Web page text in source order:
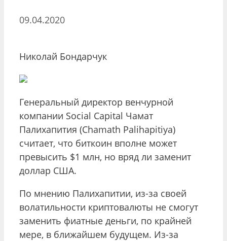
09.04.2020
Николай Бондарчук
Генеральный директор венчурной
компании Social Capital Чамат
Палихапития (Chamath Palihapitiya)
считает, что биткоин вполне может
превысить $1 млн, но вряд ли заменит
доллар США.
По мнению Палихапитии, из-за своей
волатильности криптовалюты не смогут
заменить фиатные деньги, по крайней
мере, в ближайшем будущем. Из-за